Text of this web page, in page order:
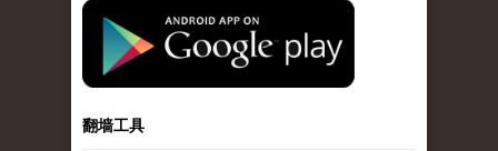
standard-icon-googleplay-app-store.png
翻墙工具